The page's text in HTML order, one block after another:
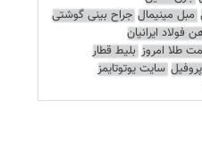
مبل مینیمال جراح بینی گوشتی
فولاد ایرانیان
طلا امروز بلیط قطار
سایت یوتوتایمز